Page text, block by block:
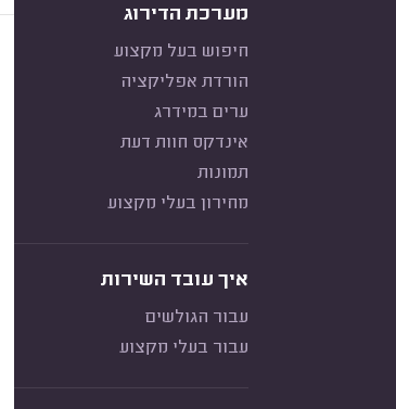
מערכת הדירוג
חיפוש בעל מקצוע
הורדת אפליקציה
ערים במידרג
אינדקס חוות דעת
תמונות
מחירון בעלי מקצוע
איך עובד השירות
עבור הגולשים
עבור בעלי מקצוע